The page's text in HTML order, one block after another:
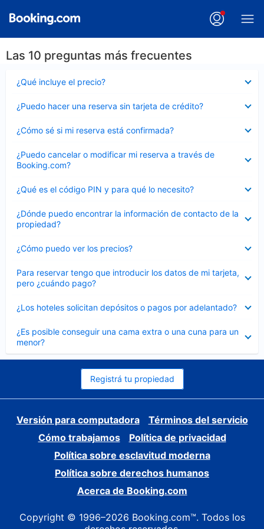
Las 10 preguntas más frecuentes
¿Qué incluye el precio?
cerrado
¿Puedo hacer una reserva sin tarjeta de crédito?
cerrado
¿Cómo sé si mi reserva está confirmada?
cerrado
¿Puedo cancelar o modificar mi reserva a través de
Booking.com?
cerrado
¿Qué es el código PIN y para qué lo necesito?
cerrado
¿Dónde puedo encontrar la información de contacto de la
propiedad?
cerrado
¿Cómo puedo ver los precios?
cerrado
Para reservar tengo que introducir los datos de mi tarjeta,
pero ¿cuándo pago?
cerrado
¿Los hoteles solicitan depósitos o pagos por adelantado?
cerrado
¿Es posible conseguir una cama extra o una cuna para un
menor?
cerrado
Registrá tu propiedad
Versión para computadora
Términos del servicio
Cómo trabajamos
Política de privacidad
Política sobre esclavitud moderna
Política sobre derechos humanos
Acerca de Booking.com
Copyright © 1996–2026 Booking.com™. Todos los